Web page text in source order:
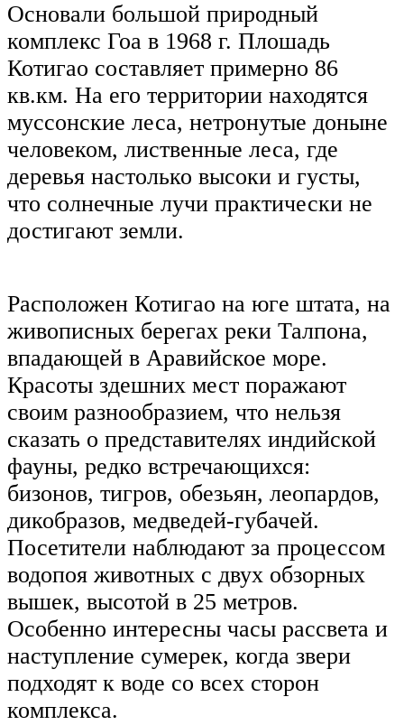
Основали большой природный
комплекс Гоа в 1968 г. Плошадь
Котигао составляет примерно 86
кв.км. На его территории находятся
муссонские леса, нетронутые доныне
человеком, лиственные леса, где
деревья настолько высоки и густы,
что солнечные лучи практически не
достигают земли.
Расположен Котигао на юге штата, на
живописных берегах реки Талпона,
впадающей в Аравийское море.
Красоты здешних мест поражают
своим разнообразием, что нельзя
сказать о представителях индийской
фауны, редко встречающихся:
бизонов, тигров, обезьян, леопардов,
дикобразов, медведей-губачей.
Посетители наблюдают за процессом
водопоя животных с двух обзорных
вышек, высотой в 25 метров.
Особенно интересны часы рассвета и
наступление сумерек, когда звери
подходят к воде со всех сторон
комплекса.